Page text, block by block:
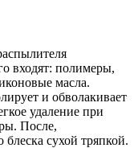
входят: полимеры,
масла.
и обволакивает
удаление при
После,
блеска сухой тряпкой.